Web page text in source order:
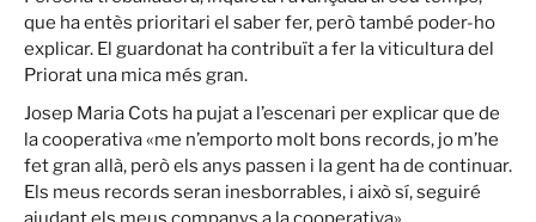
que ha entès prioritari el saber fer, però també poder-ho
explicar. El guardonat ha contribuït a fer la viticultura del
Priorat una mica més gran.
Josep Maria Cots ha pujat a l’escenari per explicar que de
la cooperativa «me n’emporto molt bons records, jo m’he
fet gran allà, però els anys passen i la gent ha de continuar.
Els meus records seran inesborrables, i això sí, seguiré